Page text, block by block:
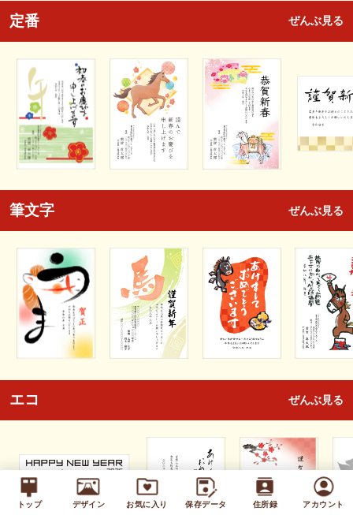
トップ デザイン お気に入り 保存データ 住所録 アカウント
定番 ぜんぶ見る
筆文字 ぜんぶ見る
エコ ぜんぶ見る